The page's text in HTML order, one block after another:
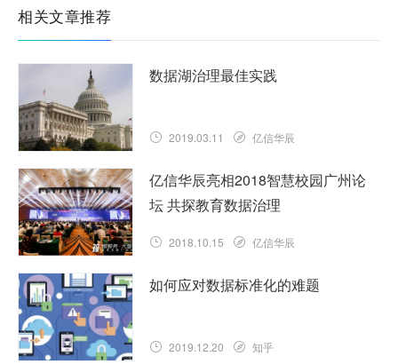
相关文章推荐
数据湖治理最佳实践
2019.03.11 亿信华辰
亿信华辰亮相2018智慧校园广州论
坛 共探教育数据治理
2018.10.15 亿信华辰
如何应对数据标准化的难题
2019.12.20 知乎